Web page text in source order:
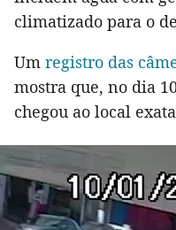
climatizado para o
Um registro das
mostra que, no dia
chegou ao local